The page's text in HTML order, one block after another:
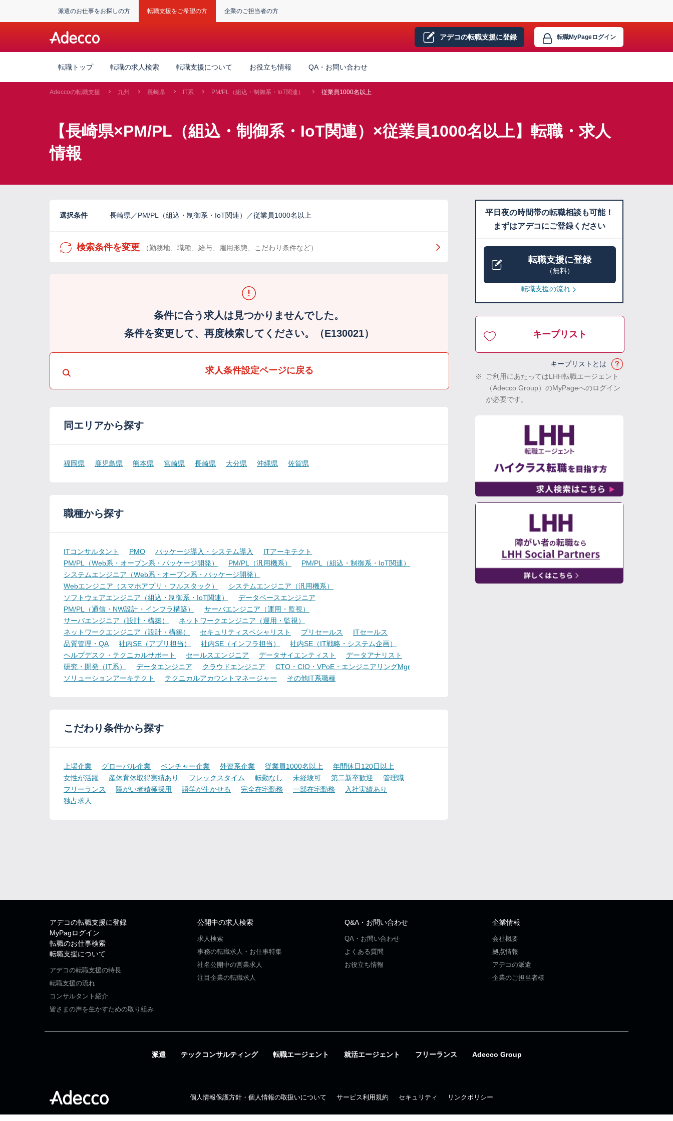
派遣のお仕事をお探しの方 転職支援をご希望の方 企業のご担当者の方
アデコの転職支援に登録 転職MyPageログイン
転職トップ 転職の求人検索 転職支援について お役立ち情報 QA・お問い合わせ
Adeccoの転職支援 九州 長崎県 IT系 PM/PL（組込・制御系・IoT関連） 従業員1000名以上
【長崎県×PM/PL（組込・制御系・IoT関連）×従業員1000名以上】転職・求人
情報
選択条件 長崎県／PM/PL（組込・制御系・IoT関連）／従業員1000名以上
検索条件を変更 （勤務地、職種、給与、雇用形態、こだわり条件など）
条件に合う求人は見つかりませんでした。
条件を変更して、再度検索してください。（E130021）
求人条件設定ページに戻る
同エリアから探す
福岡県 鹿児島県 熊本県 宮崎県 長崎県 大分県 沖縄県 佐賀県
職種から探す
ITコンサルタント PMO パッケージ導入・システム導入
ITアーキテクト
PM/PL（Web系・オープン系・パッケージ開発）
PM/PL（汎用機系）
PM/PL（組込・制御系・IoT関連）
システムエンジニア（Web系・オープン系・パッケージ開発）
Webエンジニア（スマホアプリ・フルスタック）
システムエンジニア（汎用機系）
ソフトウェアエンジニア（組込・制御系・IoT関連）
データベースエンジニア
PM/PL（通信・NW設計・インフラ構築）
サーバエンジニア（運用・監視）
サーバエンジニア（設計・構築）
ネットワークエンジニア（運用・監視）
ネットワークエンジニア（設計・構築）
セキュリティスペシャリスト プリセールス
ITセールス
品質管理・QA
社内SE（アプリ担当） 社内SE（インフラ担当）
社内SE（IT戦略・システム企画）
ヘルプデスク・テクニカルサポート
セールスエンジニア データサイエンティスト
データアナリスト
研究・開発（IT系）
データエンジニア クラウドエンジニア
CTO・CIO・VPoE・エンジニアリングMgr
ソリューションアーキテクト
テクニカルアカウントマネージャー その他IT系職種
こだわり条件から探す
上場企業 グローバル企業 ベンチャー企業 外資系企業 従業員1000名以上
年間休日120日以上
女性が活躍
産休育休取得実績あり フレックスタイム 転勤なし 未経験可 第二新卒歓迎
管理職
フリーランス
障がい者積極採用 語学が生かせる 完全在宅勤務 一部在宅勤務
入社実績あり
独占求人
平日夜の時間帯の転職相談も可能！
まずはアデコにご登録ください
転職支援に登録
（無料）
転職支援の流れ
キープリスト
キープリストとは
※
ご利用にあたってはLHH転職エージェント
（Adecco Group）のMyPageへのログイン
が必要です。
アデコの転職支援に登録
MyPagログイン
転職のお仕事検索
転職支援について
アデコの転職支援の特長
転職支援の流れ
コンサルタント紹介
皆さまの声を生かすための取り組み
公開中の求人検索
求人検索
事務の転職求人・お仕事特集
社名公開中の営業求人
注目企業の転職求人
Q&A・お問い合わせ
QA・お問い合わせ
よくある質問
お役立ち情報
企業情報
会社概要
拠点情報
アデコの派遣
企業のご担当者様
派遣 テックコンサルティング 転職エージェント 就活エージェント フリーランス Adecco Group
個人情報保護方針・個人情報の取扱いについて サービス利用規約 セキュリティ リンクポリシー